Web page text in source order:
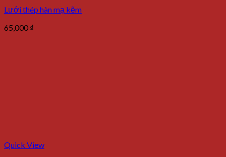
Lưới thép hàn mạ kẽm
65,000 ₫
Quick View